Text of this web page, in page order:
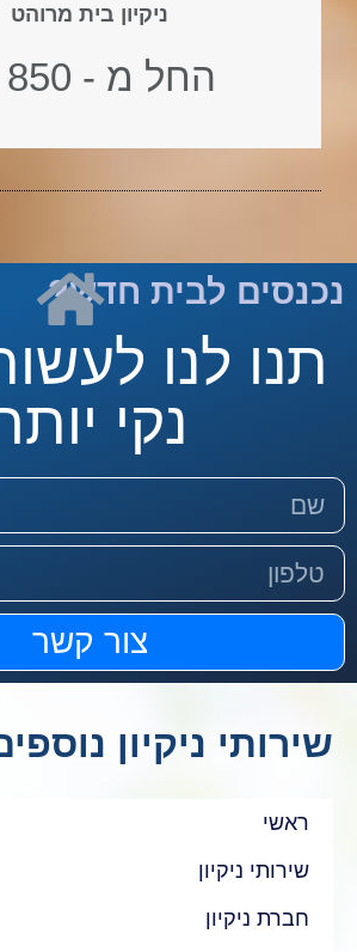
ניקיון בית מרוהט
החל מ - 850 ₪
נכנסים לבית חדש?
תנו לנו
נקי
צור קשר
שירותי ניקיון
ראשי
שירותי ניקיון
חברת ניקיון